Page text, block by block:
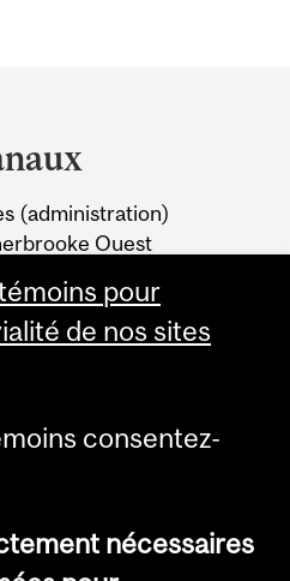
(administration)
Ouest
pour
de nos sites
consentez-
nécessaires